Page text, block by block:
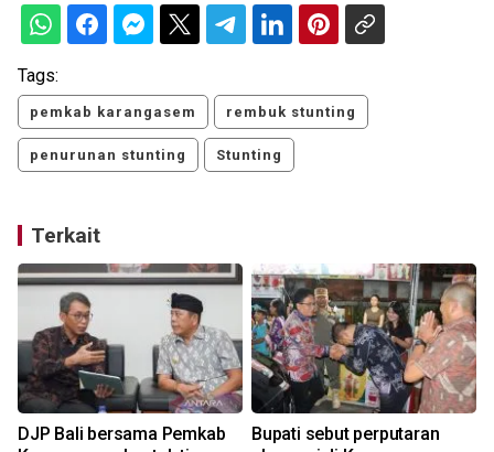
Tags:
pemkab karangasem rembuk stunting
penurunan stunting Stunting
Terkait
DJP Bali bersama Pemkab
Bupati sebut perputaran